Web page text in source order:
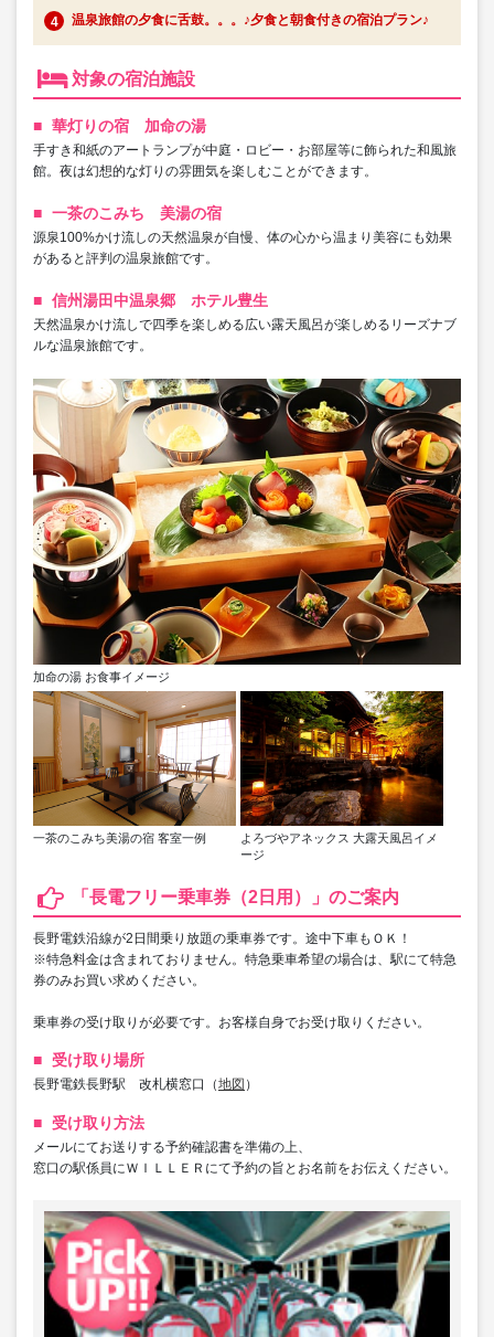
温泉旅館の夕食に舌鼓。。。♪夕食と朝食付きの宿泊プラン♪
対象の宿泊施設
華灯りの宿 加命の湯
手すき和紙のアートランプが中庭・ロビー・お部屋等に飾られた和風旅
館。夜は幻想的な灯りの雰囲気を楽しむことができます。
一茶のこみち 美湯の宿
源泉100%かけ流しの天然温泉が自慢、体の心から温まり美容にも効果
があると評判の温泉旅館です。
信州湯田中温泉郷 ホテル豊生
天然温泉かけ流しで四季を楽しめる広い露天風呂が楽しめるリーズナブ
ルな温泉旅館です。
加命の湯 お食事イメージ
一茶のこみち美湯の宿 客室一例
よろづやアネックス 大露天風呂イメ
ージ
「長電フリー乗車券（2日用）」のご案内
長野電鉄沿線が2日間乗り放題の乗車券です。途中下車もＯＫ！
※特急料金は含まれておりません。特急乗車希望の場合は、駅にて特急
券のみお買い求めください。
乗車券の受け取りが必要です。お客様自身でお受け取りください。
受け取り場所
長野電鉄長野駅 改札横窓口（地図 ）
受け取り方法
メールにてお送りする予約確認書を準備の上、
窓口の駅係員にＷＩＬＬＥＲにて予約の旨とお名前をお伝えください。